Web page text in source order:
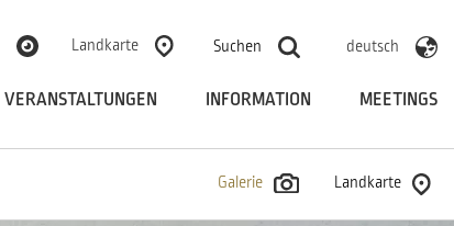
Landkarte Suchen deutsch
VERANSTALTUNGEN INFORMATION MEETINGS
Galerie Landkarte